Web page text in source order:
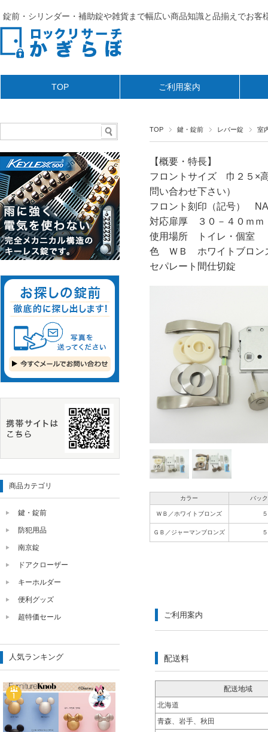
錠前・シリンダー・補助錠や雑貨まで幅広い商品知識と品揃えでお客
TOP ご利用案内
TOP 鍵・錠前 レバー錠 室
【概要・特長】
フロントサイズ 巾２５×
問い合わせ下さい）
フロント刻印（記号）
対応扉厚 ３０－４０ｍｍ
使用場所 トイレ・個
色 ＷＢ ホワイトブロン
セパレート間仕切錠
カラー バッ
ＷＢ／ホワイトブロンズ
ＧＢ／ジャーマンブロンズ
ご利用案内
配送料
配送地域
北海道
青森、岩手、秋田
商品カテゴリ
鍵・錠前
防犯用品
南京錠
ドアクローザー
キーホルダー
便利グッズ
超特価セール
人気ランキング